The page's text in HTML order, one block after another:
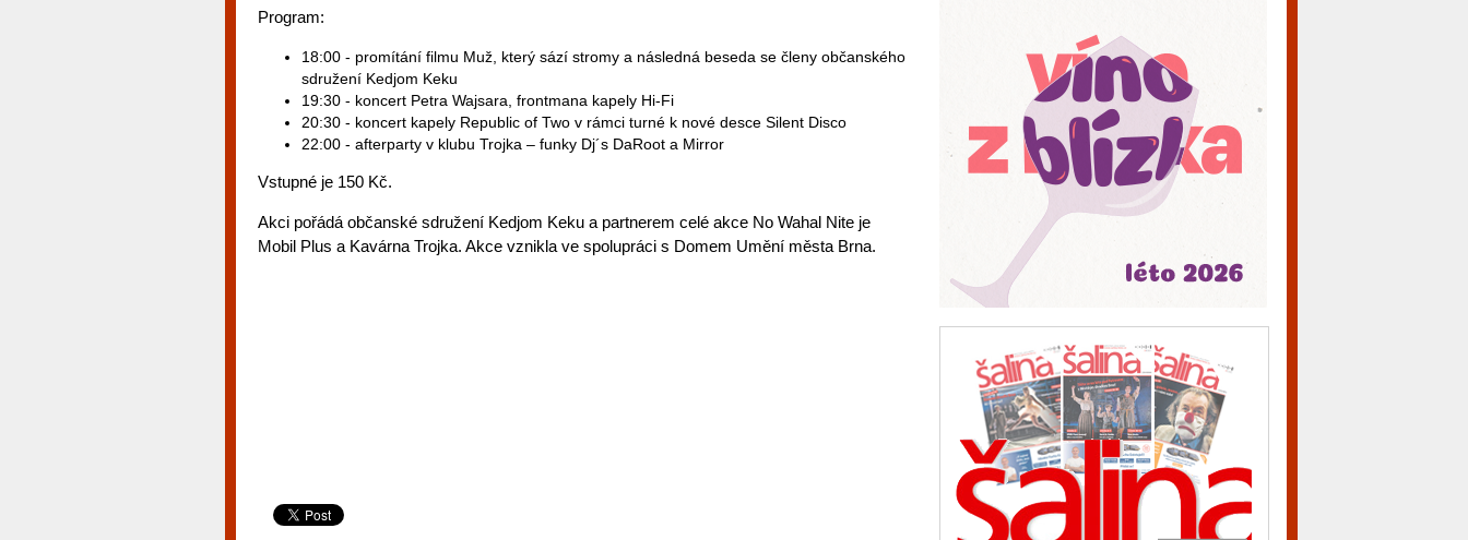
Program:
18:00 - promítání filmu Muž, který sází stromy a následná beseda se členy občanského
sdružení Kedjom Keku
19:30 - koncert Petra Wajsara, frontmana kapely Hi-Fi
20:30 - koncert kapely Republic of Two v rámci turné k nové desce Silent Disco
22:00 - afterparty v klubu Trojka – funky Dj´s DaRoot a Mirror
Vstupné je 150 Kč.
Akci pořádá občanské sdružení Kedjom Keku a partnerem celé akce No Wahal Nite je
Mobil Plus a Kavárna Trojka. Akce vznikla ve spolupráci s Domem Umění města Brna.